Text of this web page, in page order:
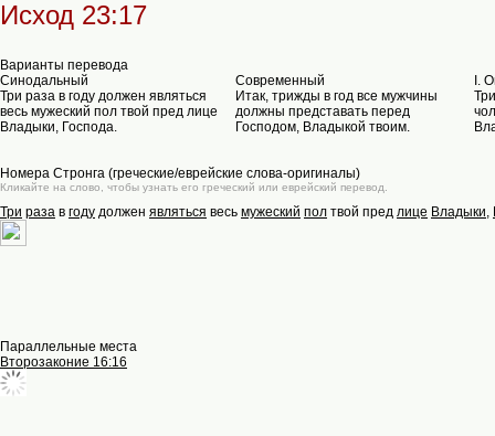
Исход 23:17
Варианты перевода
Синодальный
Три раза в году должен являться
весь мужеский пол твой пред лице
Владыки, Господа.
Современный
Итак, трижды в год все мужчины
должны представать перед
Господом, Владыкой твоим.
I.
Номера Стронга (греческие/еврейские слова-оригиналы)
Кликайте на слово, чтобы узнать его греческий или еврейский перевод.
Три раза в году должен являться весь мужеский пол твой пред лице Владыки,
Параллельные места
Второзаконие 16:16